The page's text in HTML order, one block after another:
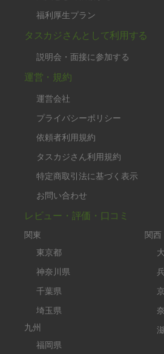
福利厚生プラン
タスカジさんとして利用する
説明会・面接に参加する
運営・規約
運営会社
プライバシーポリシー
依頼者利用規約
タスカジさん利用規約
特定商取引法に基づく表示
お問い合わせ
レビュー・評価・口コミ
関東
東京都
神奈川県
千葉県
埼玉県
九州
福岡県
関西